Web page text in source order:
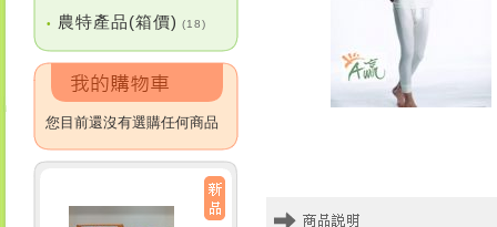
• 農特產品(箱價) (18)
您目前還沒有選購任何商品